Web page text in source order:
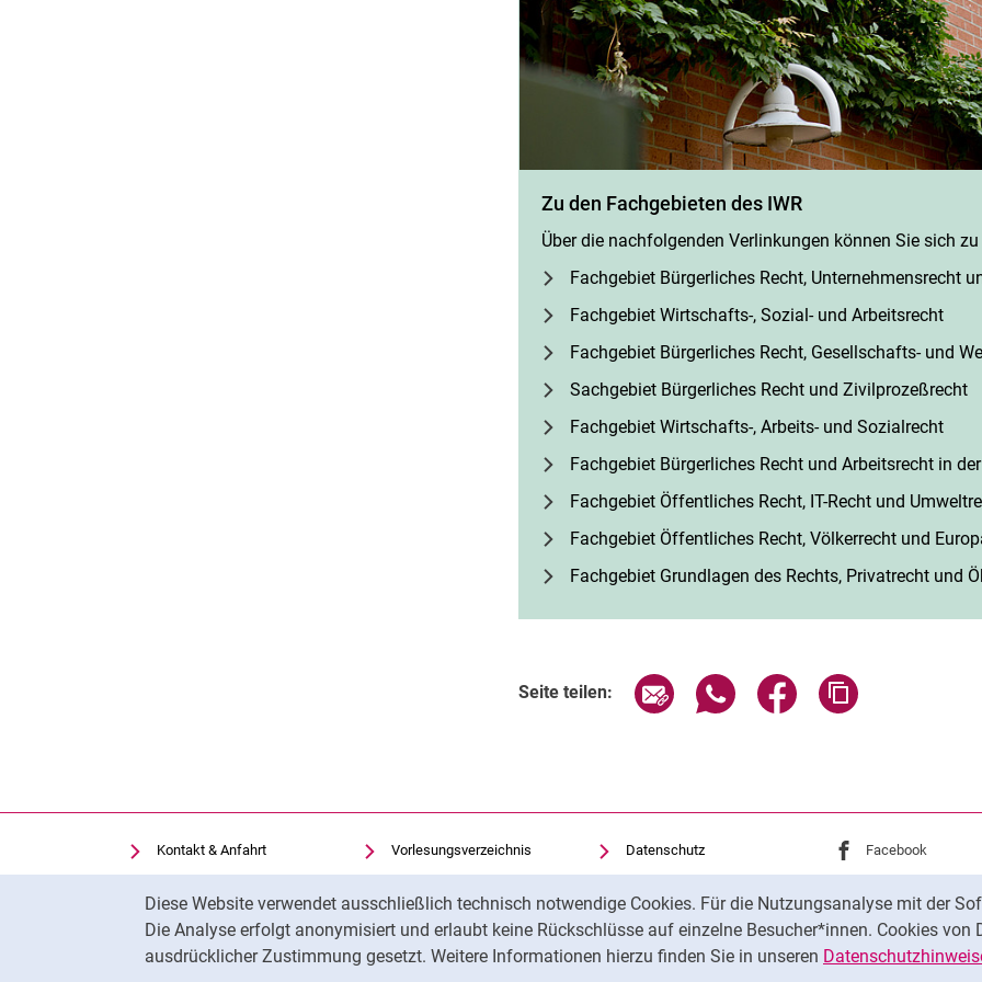
Diese Website verwendet ausschließlich technisch notwendige Cookies. Für die Nutzungsanalyse mit der
Die Analyse erfolgt anonymisiert und erlaubt keine Rückschlüsse auf einzelne Besucher*innen. Cookies von
ausdrücklicher Zustimmung gesetzt. Weitere Informationen hierzu finden Sie in unseren
Zu den Fachgebieten des IWR
Über die nachfolgenden Verlinkungen können Sie sich
Fachgebiet Bürgerliches Recht, Unternehmensrecht
Fachgebiet Wirtschafts-, Sozial- und Arbeitsrecht
Fachgebiet Bürgerliches Recht, Gesellschafts- und
Sachgebiet Bürgerliches Recht und Zivilprozeßrecht
Fachgebiet Wirtschafts-, Arbeits- und Sozialrecht
Fachgebiet Bürgerliches Recht und Arbeitsrecht in
Fachgebiet Öffentliches Recht, IT-Recht und
Fachgebiet Öffentliches Recht, Völkerrecht und
Fachgebiet Grundlagen des Rechts, Privatrecht und
Seite teilen: Seite über E-Mail teilen
Seite über WhatsApp teilen
Seite über Facebook
Kontakt & Anfahrt
Einrichtungen suchen
Stellenangebote
Cookie-Einstellungen
Vorlesungsverzeichnis
Uni-Bibliothek
Moodle
Panopto
Datenschutz
Barrierefreiheit
Transparenter KI-Einsatz
Impressum
Externer Link:
Facebook
Externer Link:
Instagram(öffnet